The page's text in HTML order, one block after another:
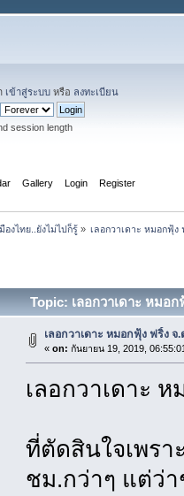
เข้าสู่ระบบ หรือ ลงทะเบียน
session length
Gallery Login Register
องไทย..ยังไม่ไปก็รู้» เลอกวาเดาะ หมอกฟุ้
Topic: เลอกวาเดาะ หมอ
เลอกวาเดาะ หมอกฟุ้ง ฟริ้ง
« on: กันยายน 19, 2019,
เลอกวาเดาะ
ที่ตัดสินใจเพรา
ชม.กว่าๆ แต่ว่า